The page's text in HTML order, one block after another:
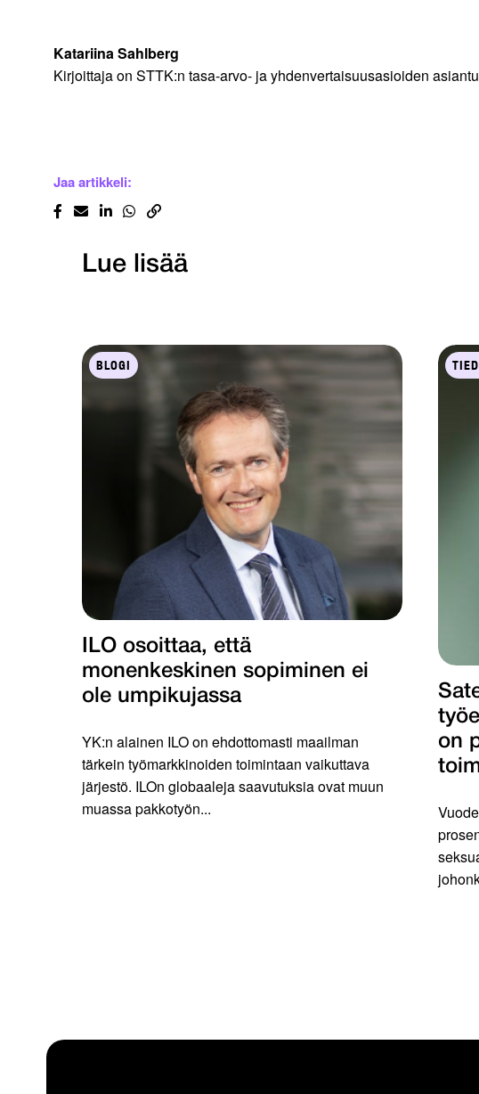
Katariina Sahlberg
Kirjoittaja on STTK:n tasa-arvo- ja yhdenvertaisuusasioiden
Jaa artikkeli:
Lue lisää
BLOGI
ILO osoittaa, että
monenkeskinen sopiminen ei
ole umpikujassa
YK:n alainen ILO on ehdottomasti maailman
tärkein työmarkkinoiden toimintaan vaikuttava
järjestö. ILOn globaaleja saavutuksia ovat muun
muassa pakkotyön...
on